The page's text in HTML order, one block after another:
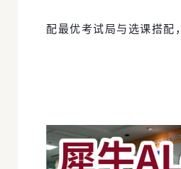
配最优考试局与选课搭配，